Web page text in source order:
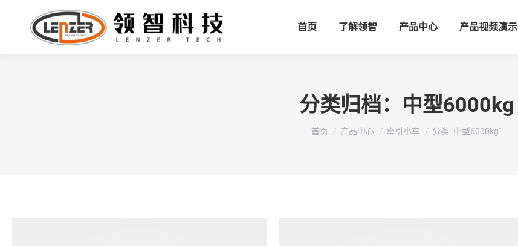
首页 了解领智 产品中心 产品视频演示
分类归档： 中型6000kg
您在这里：
首页 产品中心 牵引小车 分类 "中型6000kg"